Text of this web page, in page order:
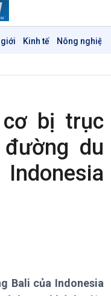
giới Kinh tế Nông nghiệp
sự
sự 12h
giới
bị trục
du
Bali của Indonesia